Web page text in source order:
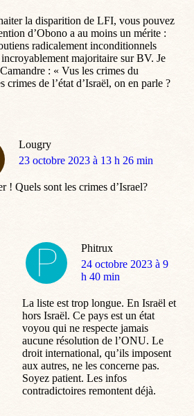
la disparition de LFI, vous pouvez
d’Obono a au moins un mérite :
radicalement inconditionnels
majoritaire sur BV. Je
: « Vus les crimes du
de l’état d’Israël, on en parle ?
Lougry
dit
23 octobre 2023 à 13 h 26 min
! Quels sont les crimes d’Israel?
Phitrux
dit
:
24 octobre 2023 à 9
h 40 min
La liste est trop longue. En Israël et
hors Israël. Ce pays est un état
voyou qui ne respecte jamais
aucune résolution de l’ONU. Le
droit international, qu’ils imposent
aux autres, ne les concerne pas.
Soyez patient. Les infos
contradictoires remontent déjà.